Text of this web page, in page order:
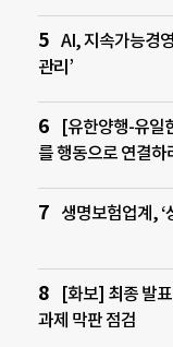
AI, 지속가능경
관리’
[유한양행-유일
를 행동으로 연결하
생명보험업계, ‘
[화보] 최종 발
과제 막판 점검